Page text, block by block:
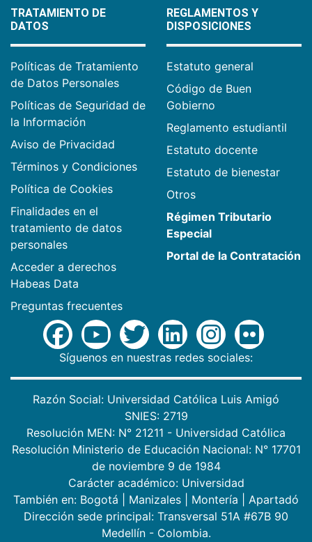
TRATAMIENTO DE
DATOS
Políticas de Tratamiento
de Datos Personales
Políticas de Seguridad de
la Información
Aviso de Privacidad
Términos y Condiciones
Política de Cookies
Finalidades en el
tratamiento de datos
personales
Acceder a derechos
Habeas Data
Preguntas frecuentes
REGLAMENTOS Y
DISPOSICIONES
Estatuto general
Código de Buen
Gobierno
Reglamento estudiantil
Estatuto docente
Estatuto de bienestar
Otros
Régimen Tributario
Especial
Portal de la Contratación
Síguenos en nuestras redes sociales:
Razón Social: Universidad Católica Luis Amigó
SNIES: 2719
Resolución MEN: N° 21211 - Universidad Católica
Resolución Ministerio de Educación Nacional: N° 17701
de noviembre 9 de 1984
Carácter académico: Universidad
También en: Bogotá Manizales Montería
Apartadó
Dirección sede principal: Transversal 51A #67B 90
Medellín - Colombia.